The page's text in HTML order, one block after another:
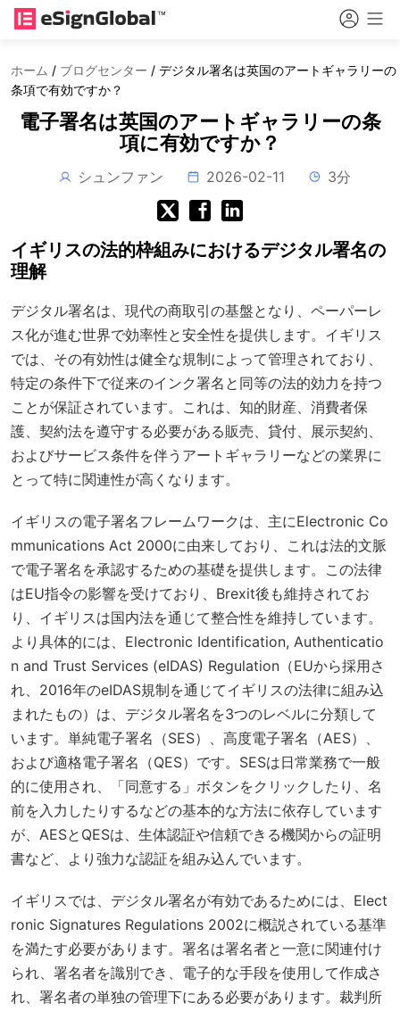
ホーム / ブログセンター / デジタル署名は英国のアートギャラリーの
条項で有効ですか？
電子署名は英国のアートギャラリーの条
項に有効ですか？
シュンファン 2026-02-11 3分
イギリスの法的枠組みにおけるデジタル署名の
理解
デジタル署名は、現代の商取引の基盤となり、ペーパーレ
ス化が進む世界で効率性と安全性を提供します。イギリス
では、その有効性は健全な規制によって管理されており、
特定の条件下で従来のインク署名と同等の法的効力を持つ
ことが保証されています。これは、知的財産、消費者保
護、契約法を遵守する必要がある販売、貸付、展示契約、
およびサービス条件を伴うアートギャラリーなどの業界に
とって特に関連性が高くなります。
イギリスの電子署名フレームワークは、主にElectronic Co
mmunications Act 2000に由来しており、これは法的文脈
で電子署名を承認するための基礎を提供します。この法律
はEU指令の影響を受けており、Brexit後も維持されてお
り、イギリスは国内法を通じて整合性を維持しています。
より具体的には、 Electronic Identification, Authenticatio
n and Trust Services (eIDAS) Regulation （EUから採用さ
れ、2016年のeIDAS規制を通じてイギリスの法律に組み込
まれたもの）は、デジタル署名を3つのレベルに分類して
います。単純電子署名（SES）、高度電子署名（AES）、
および適格電子署名（QES）です。SESは日常業務で一般
的に使用され、「同意する」ボタンをクリックしたり、名
前を入力したりするなどの基本的な方法に依存しています
が、AESとQESは、生体認証や信頼できる機関からの証明
書など、より強力な認証を組み込んでいます。
イギリスでは、デジタル署名が有効であるためには、 Elect
ronic Signatures Regulations 2002に概説されている基準
を満たす必要があります。署名は署名者と一意に関連付け
られ、署名者を識別でき、電子的な手段を使用して作成さ
れ、署名者の単独の管理下にある必要があります。裁判所